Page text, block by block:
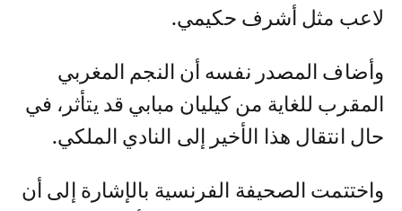
لاعب مثل أشرف حكيمي.
وأضاف المصدر نفسه أن النجم المغربي
المقرب للغاية من كيليان مبابي قد يتأثر، في
حال انتقال هذا الأخير إلى النادي الملكي.
واختتمت الصحيفة الفرنسية بالإشارة إلى أن